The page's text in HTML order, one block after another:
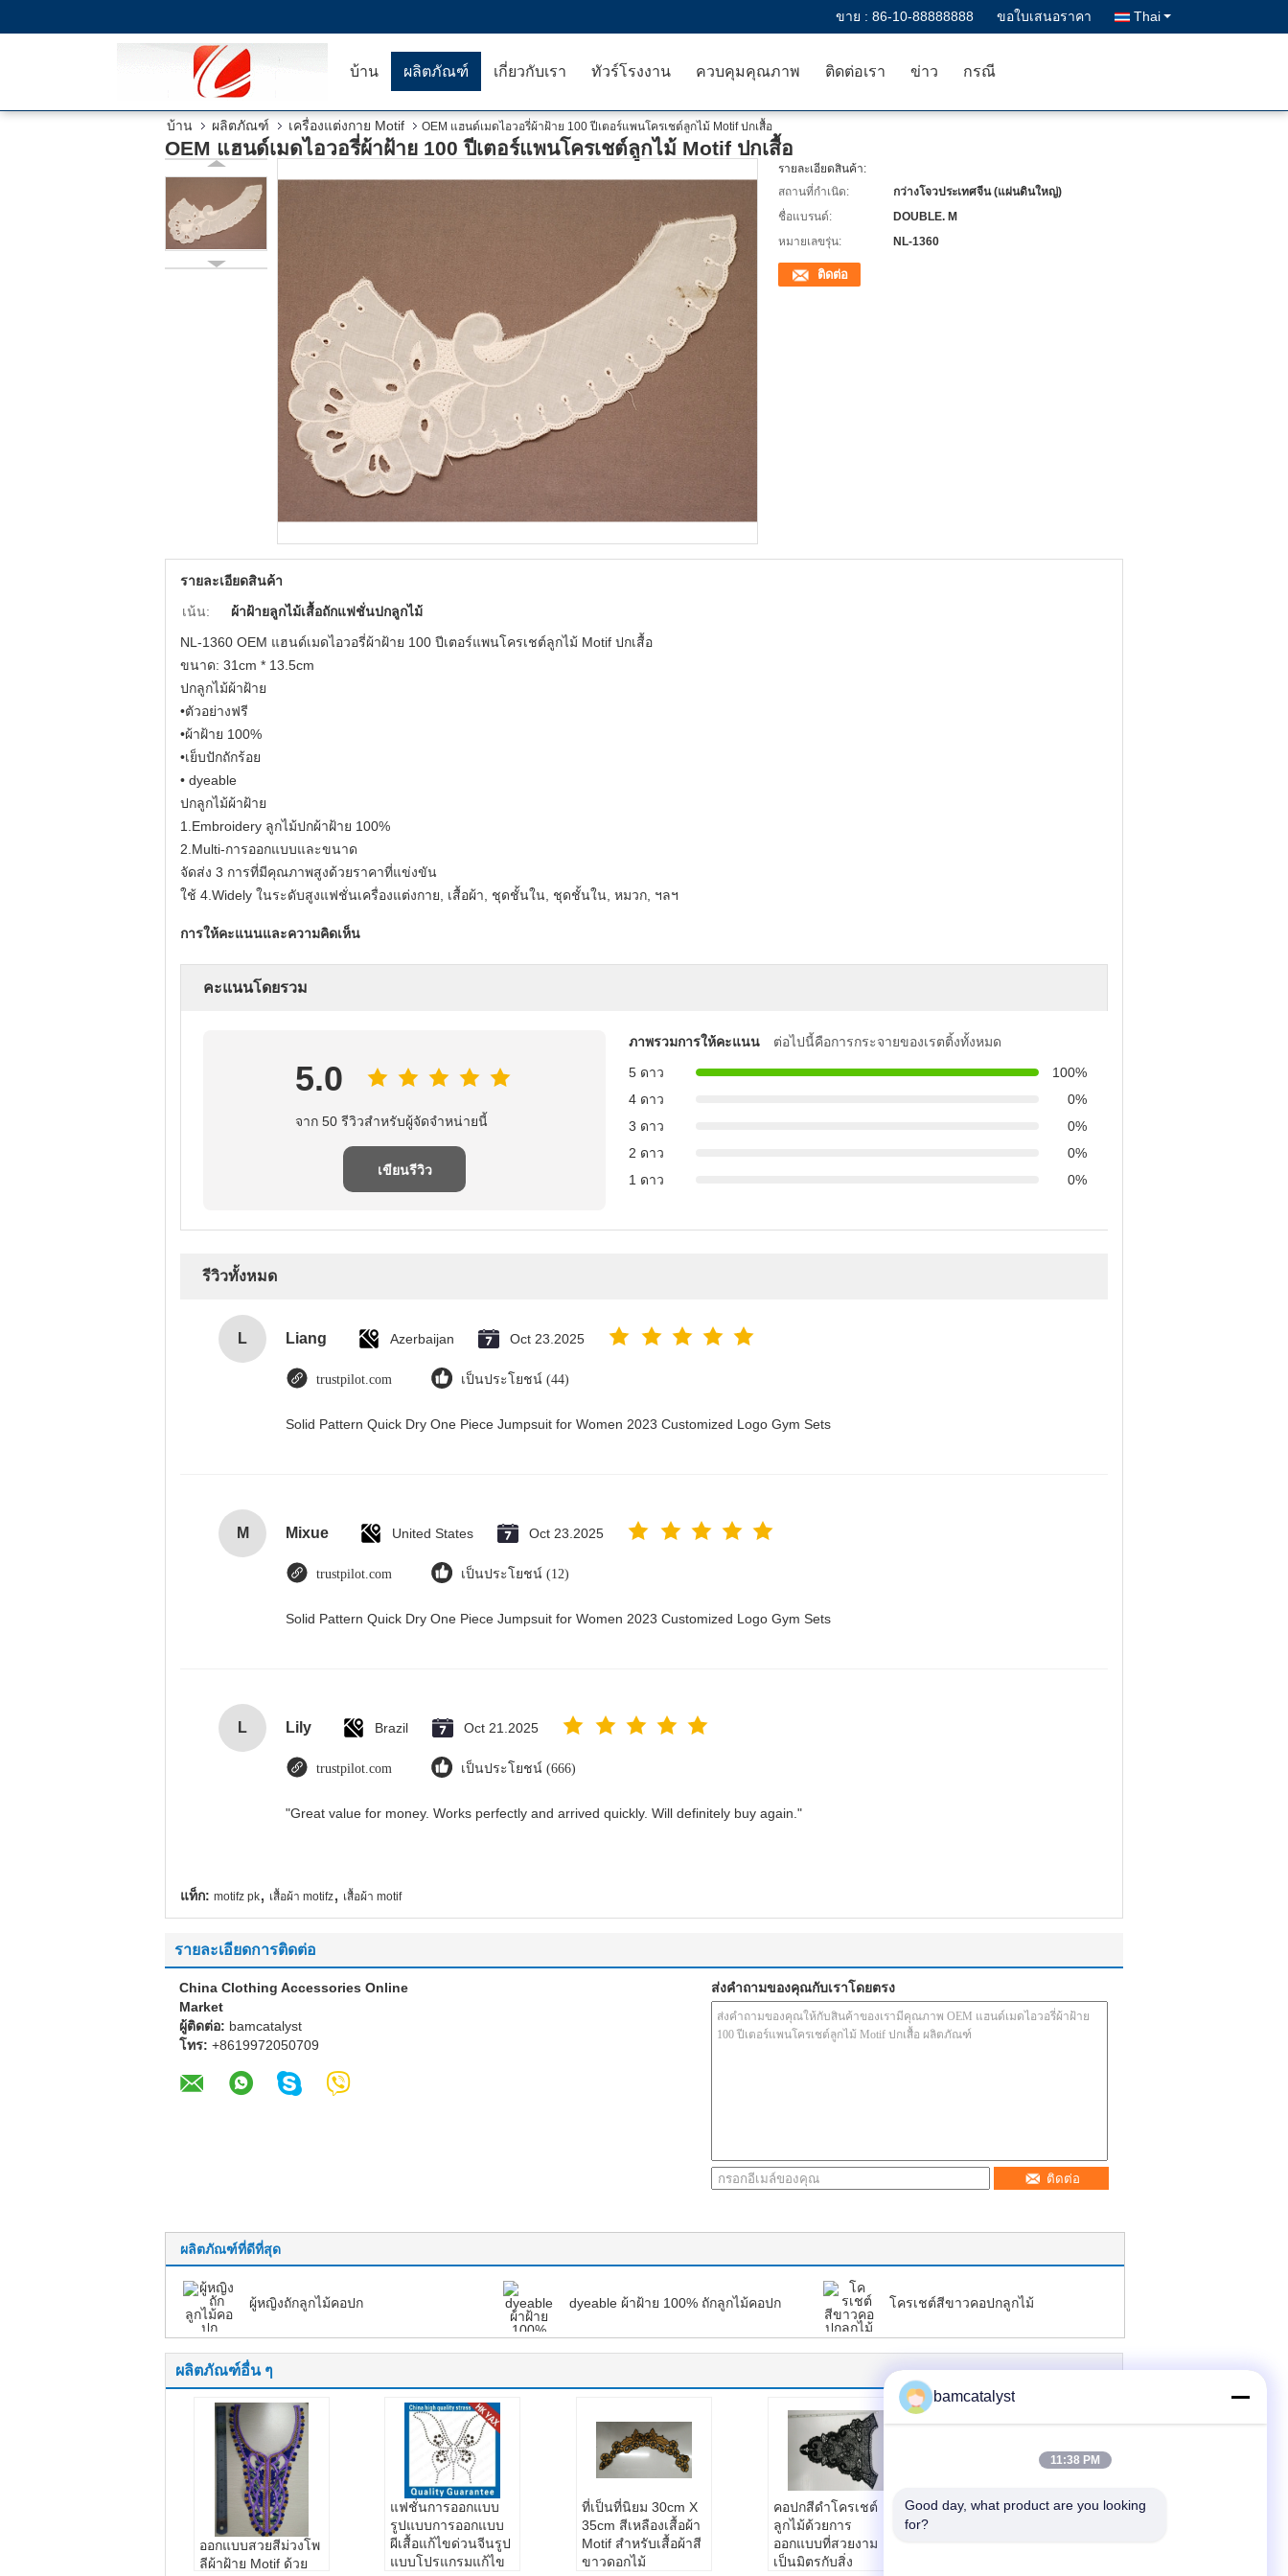
ขาย : 86-10-88888888 ขอใบเสนอราคา Thai
บ้าน ผลิตภัณฑ์ เกี่ยวกับเรา ทัวร์โรงงาน ควบคุมคุณภาพ ติดต่อเรา ข่าว กรณี
บ้าน ผลิตภัณฑ์ เครื่องแต่งกาย Motif OEM แฮนด์เมดไอวอรี่ผ้าฝ้าย 100 ปีเตอร์แพนโครเชต์ลูกไม้ Motif ปกเสื้อ
OEM แฮนด์เมดไอวอรี่ผ้าฝ้าย 100 ปีเตอร์แพนโครเชต์ลูกไม้ Motif ปกเสื้อ
รายละเอียดสินค้า:
สถานที่กำเนิด:
กว่างโจวประเทศจีน (แผ่นดินใหญ่)
ชื่อแบรนด์:
DOUBLE. M
หมายเลขรุ่น:
NL-1360
ติดต่อ
รายละเอียดสินค้า
เน้น:
ผ้าฝ้ายลูกไม้เสื้อถักแฟชั่นปกลูกไม้
NL-1360 OEM แฮนด์เมดไอวอรี่ผ้าฝ้าย 100 ปีเตอร์แพนโครเชต์ลูกไม้ Motif ปกเสื้อ
ขนาด: 31cm * 13.5cm
ปกลูกไม้ผ้าฝ้าย
•ตัวอย่างฟรี
•ผ้าฝ้าย 100%
•เย็บปักถักร้อย
• dyeable
ปกลูกไม้ผ้าฝ้าย
1.Embroidery ลูกไม้ปกผ้าฝ้าย 100%
2.Multi-การออกแบบและขนาด
จัดส่ง 3 การที่มีคุณภาพสูงด้วยราคาที่แข่งขัน
ใช้ 4.Widely ในระดับสูงแฟชั่นเครื่องแต่งกาย, เสื้อผ้า, ชุดชั้นใน, ชุดชั้นใน, หมวก, ฯลฯ
การให้คะแนนและความคิดเห็น
คะแนนโดยรวม
5.0
จาก 50 รีวิวสําหรับผู้จัดจําหน่ายนี้
เขียนรีวิว
ภาพรวมการให้คะแนน
ต่อไปนี้คือการกระจายของเรตติ้งทั้งหมด
5 ดาว
100%
4 ดาว
0%
3 ดาว
0%
2 ดาว
0%
1 ดาว
0%
รีวิวทั้งหมด
L Liang Azerbaijan Oct 23.2025
trustpilot.com เป็นประโยชน์ (44)
Solid Pattern Quick Dry One Piece Jumpsuit for Women 2023 Customized Logo Gym Sets
M Mixue United States Oct 23.2025
trustpilot.com เป็นประโยชน์ (12)
Solid Pattern Quick Dry One Piece Jumpsuit for Women 2023 Customized Logo Gym Sets
L Lily Brazil Oct 21.2025
trustpilot.com เป็นประโยชน์ (666)
"Great value for money. Works perfectly and arrived quickly. Will definitely buy again."
แท็ก: motifz pk, เสื้อผ้า motifz, เสื้อผ้า motif
รายละเอียดการติดต่อ
China Clothing Accessories Online
Market
ผู้ติดต่อ: bamcatalyst
โทร: +8619972050709
ส่งคำถามของคุณกับเราโดยตรง
ติดต่อ
ผลิตภัณฑ์ที่ดีที่สุด
ผู้หญิงถักลูกไม้คอปก dyeable ผ้าฝ้าย 100% ถักลูกไม้คอปก โครเชต์สีขาวคอปกลูกไม้
ผลิตภัณฑ์อื่น ๆ
ออกแบบสวยสีม่วงโพ
ลีผ้าฝ้าย Motif ด้วย
แฟชั่นการออกแบบ
รูปแบบการออกแบบ
ผีเสื้อแก้ไขด่วนจีนรูป
แบบโปรแกรมแก้ไข
ที่เป็นที่นิยม 30cm X
35cm สีเหลืองเสื้อผ้า
Motif สำหรับเสื้อผ้าสี
ขาวดอกไม้
คอปกสีดำโครเชต์
ลูกไม้ด้วยการ
ออกแบบที่สวยงาม
เป็นมิตรกับสิ่ง
bamcatalyst
11:38 PM
Good day, what product are you looking
for?